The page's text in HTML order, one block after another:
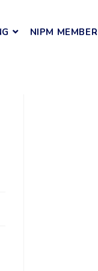
NIPM MEMBER